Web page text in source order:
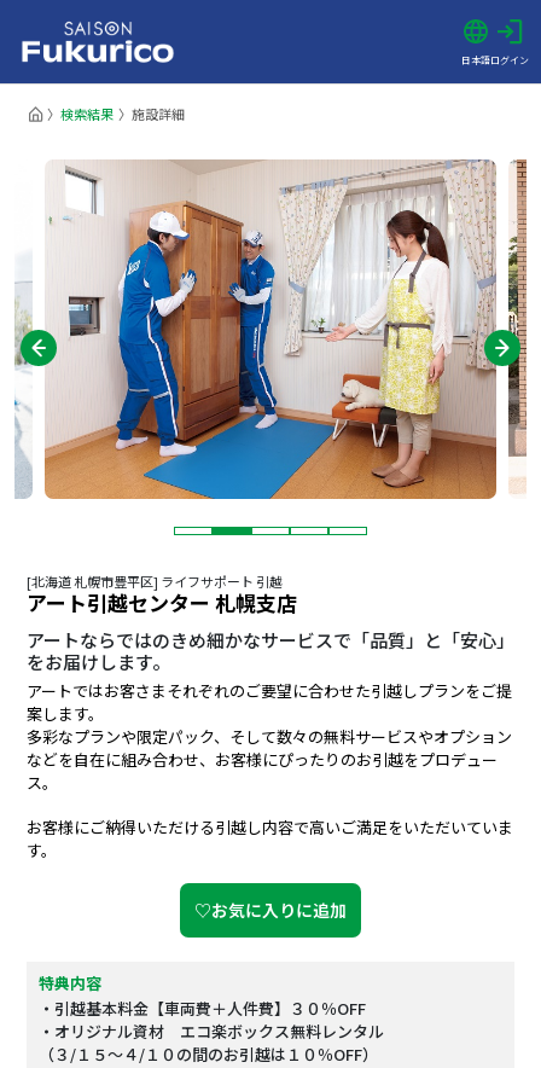
日本語ログイン
検索結果 施設詳細
[北海道 札幌市豊平区] ライフサポート 引越
アート引越センター 札幌支店
アートならではのきめ細かなサービスで「品質」と「安心」
をお届けします。
アートではお客さまそれぞれのご要望に合わせた引越しプランをご提
案します。
多彩なプランや限定パック、そして数々の無料サービスやオプション
などを自在に組み合わせ、お客様にぴったりのお引越をプロデュー
ス。
お客様にご納得いただける引越し内容で高いご満足をいただいていま
す。
♡お気に入りに追加
特典内容
・引越基本料金【車両費＋人件費】３０％OFF
・オリジナル資材 エコ楽ボックス無料レンタル
（３/１５～４/１０の間のお引越は１０％OFF）